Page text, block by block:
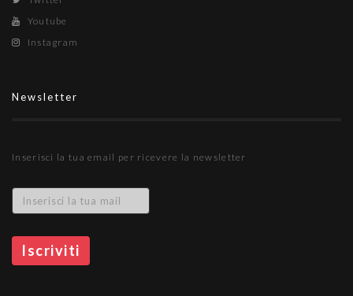
Youtube
Instagram
Newsletter
Inserisci la tua email per ricevere la newsletter